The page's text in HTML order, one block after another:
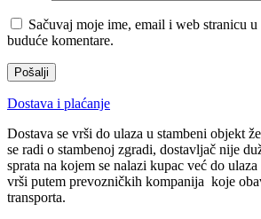
Sačuvaj moje ime, email i web stranicu
buduće komentare.
Dostava i plaćanje
Dostava se vrši do ulaza u stambeni objekt
se radi o stambenoj zgradi, dostavljač nije
sprata na kojem se nalazi kupac već do
vrši putem prevozničkih kompanija koje
transporta.